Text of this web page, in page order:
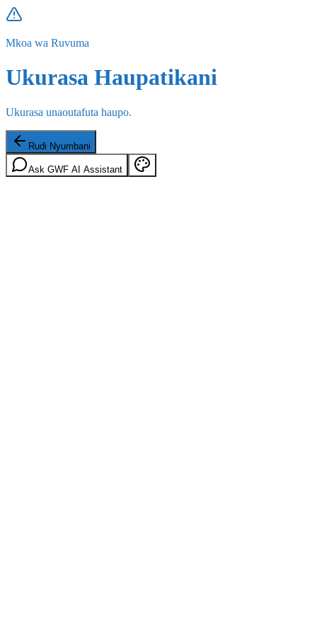
Mkoa wa Ruvuma
Ukurasa Haupatikani
Ukurasa unaoutafuta haupo.
Rudi Nyumbani
Ask GWF AI Assistant